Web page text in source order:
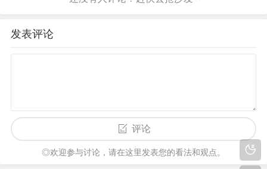
是：“我的网站流量下降…
发表评论
评论
◎欢迎参与讨论，请在这里发表您的看法和观点。